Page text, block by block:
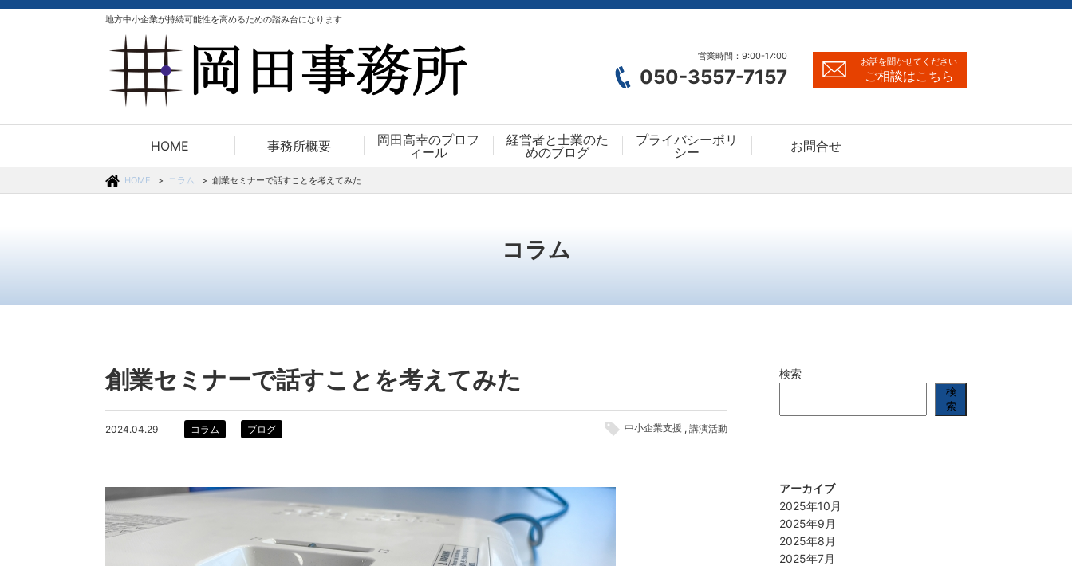
地方中小企業が持続可能性を高めるための踏み台になります
営業時間：9:00-17:00
050-3557-7157
お話を聞かせてください
ご相談はこちら
HOME 事務所概要
岡田高幸のプロフ
ィール
経営者と士業のた
めのブログ
プライバシーポリ
シー
お問合せ
HOME コラム 創業セミナーで話すことを考えてみた
コラム
創業セミナーで話すことを考えてみた
2024.04.29 コラム ブログ 中小企業支援 講演活動
検索
検
索
アーカイブ
2025年10月
2025年9月
2025年8月
2025年7月